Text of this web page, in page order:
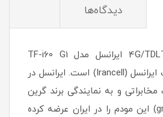
دیدگاه‌ها
مودم رومیزی 4G/TDLTE ایرانسل مدل TF-i60 G1
محصولی از شرکت ایرانسل (Irancell) است. ایرانسل در
و به نمایندگی برند گرین
پکت (greenpacket) این مودم را در ایران عرضه کرده‌